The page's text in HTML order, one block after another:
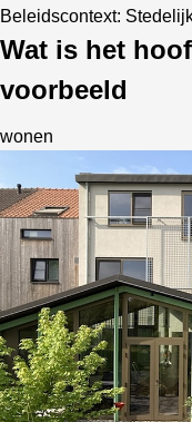
Beleidscontext:
Wat is het
voorbeeld
wonen